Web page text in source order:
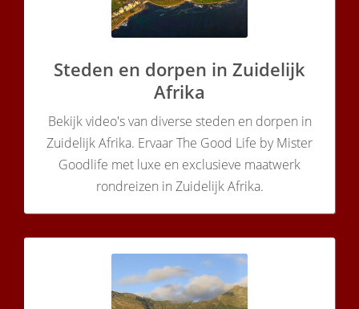
Steden en dorpen in Zuidelijk
Afrika
Bekijk video's van diverse steden en dorpen in
Zuidelijk Afrika. Ervaar The Good Life by Mister
Goodlife met luxe en exclusieve maatwerk
rondreizen in Zuidelijk Afrika.